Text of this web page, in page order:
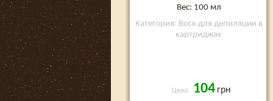
Вес: 100 мл
Категория: Воск для депиляции в
картриджах
Цена: 104 грн